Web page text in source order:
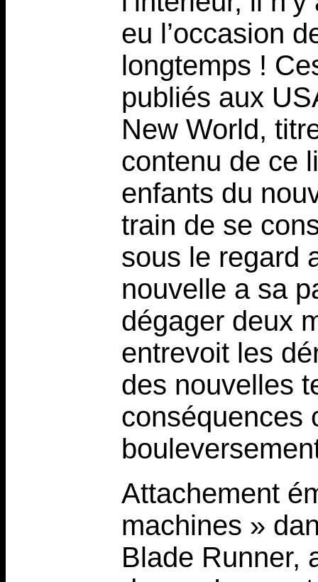
eu l’occasion
longtemps !
publiés aux
New World,
contenu de ce
enfants du
train de se
sous le regard
nouvelle a sa
dégager deux
entrevoit les
des nouvelles
conséquences
Attachement
machines »
Blade Runner,